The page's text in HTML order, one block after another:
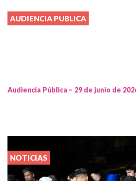
AUDIENCIA PUBLICA
Audiencia Pública – 29 de junio de
NOTICIAS